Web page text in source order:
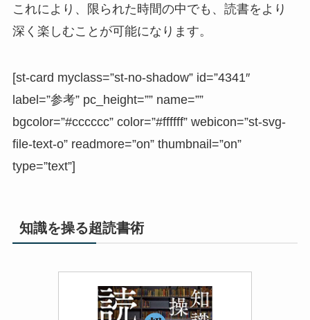
これにより、限られた時間の中でも、読書をより
深く楽しむことが可能になります。
[st-card myclass=”st-no-shadow” id=”4341″
label=”参考” pc_height=”” name=””
bgcolor=”#cccccc” color=”#ffffff” webicon=”st-svg-
file-text-o” readmore=”on” thumbnail=”on”
type=”text”]
知識を操る超読書術